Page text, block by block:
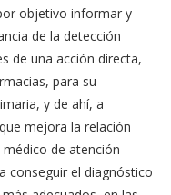
objetivo informar y
de la detección
de una acción directa,
para su
y de ahí, a
mejora la relación
de atención
conseguir el diagnóstico